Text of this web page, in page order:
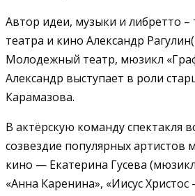
Автор идеи, музыки и либретто –
театра и кино Александр
Молодежный театр, мюзикл
Александр выступает в роли
Карамазова.
В актёрскую команду спектакля
созвездие популярных артистов
кино — Екатерина Гусева
«Анна Каренина», «Иисус Христос